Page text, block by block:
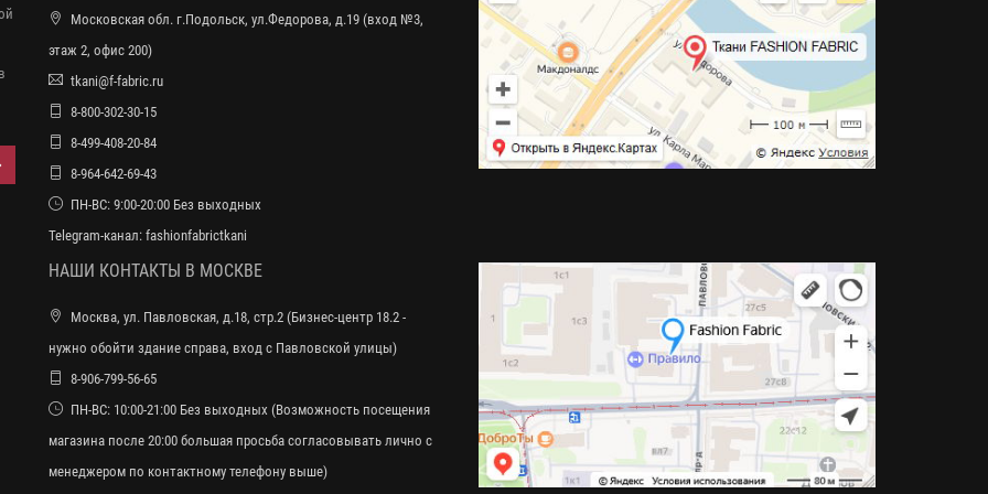
Московская обл. г.Подольск, ул.Федорова, д.19 (вход №3,
этаж 2, офис 200)
tkani@f-fabric.ru
8-800-302-30-15
8-499-408-20-84
8-964-642-69-43
ПН-ВС: 9:00-20:00 Без выходных
Telegram-канал: fashionfabrictkani
НАШИ КОНТАКТЫ В МОСКВЕ
Москва, ул. Павловская, д.18, стр.2 (Бизнес-центр 18.2 -
нужно обойти здание справа, вход с Павловской улицы)
8-906-799-56-65
ПН-ВС: 10:00-21:00 Без выходных (Возможность посещения
магазина после 20:00 большая просьба согласовывать лично с
менеджером по контактному телефону выше)